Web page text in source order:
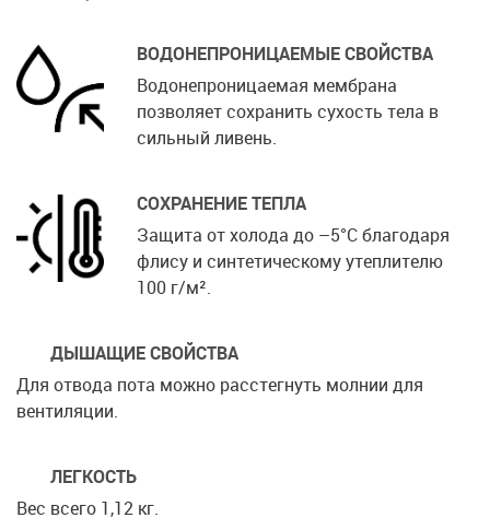
ВОДОНЕПРОНИЦАЕМЫЕ СВОЙСТВА
Водонепроницаемая мембрана
позволяет сохранить сухость тела в
сильный ливень.
СОХРАНЕНИЕ ТЕПЛА
Защита от холода до –5°C благодаря
флису и синтетическому утеплителю
100 г/м².
ДЫШАЩИЕ СВОЙСТВА
Для отвода пота можно расстегнуть молнии для
вентиляции.
ЛЕГКОСТЬ
Вес всего 1,12 кг.